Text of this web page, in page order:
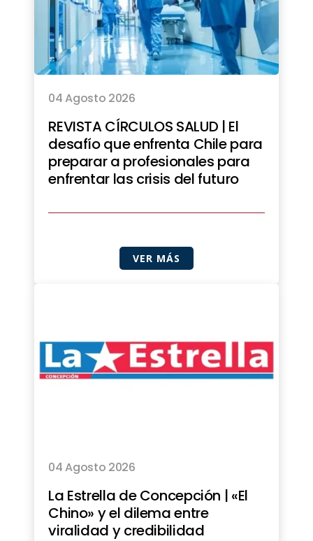
04 Agosto 2026
REVISTA CÍRCULOS SALUD | El
desafío que enfrenta Chile para
preparar a profesionales para
enfrentar las crisis del futuro
VER MÁS
04 Agosto 2026
La Estrella de Concepción | «El
Chino» y el dilema entre
viralidad y credibilidad